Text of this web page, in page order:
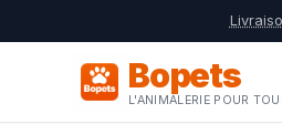
Bopets
L'ANIMALERIE POUR